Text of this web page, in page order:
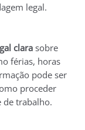
legal.
clara sobre
férias, horas
pode ser
proceder
de trabalho.